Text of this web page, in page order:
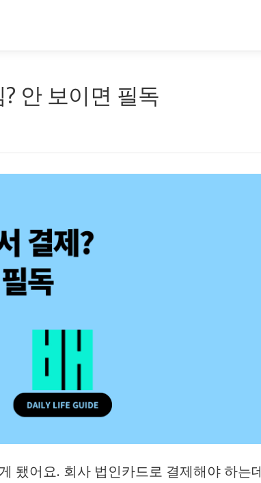
안 보이면 필독
됐어요. 회사 법인카드로 결제해야 하는